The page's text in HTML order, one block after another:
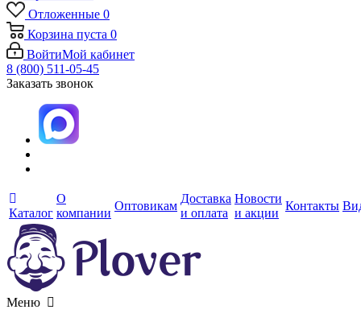
Отложенные 0
Корзина пуста 0
ВойтиМой кабинет
8 (800) 511-05-45
Заказать звонок
Каталог
О
компании
Оптовикам
Доставка
и оплата
Новости
и акции
Контакты
Меню